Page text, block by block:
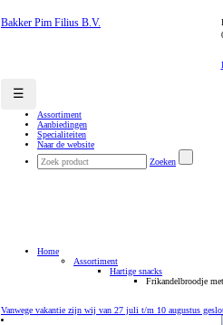
Bakker Pim Filius B.V.
☰
Assortiment
Aanbiedingen
Specialiteiten
Naar de website
Zoeken
Home
Assortiment
Hartige snacks
Frikandelbroodje
Vanwege vakantie zijn wij van 27 juli t/m 10 augustus